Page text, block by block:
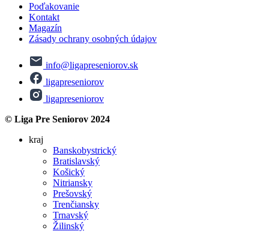
Poďakovanie
Kontakt
Magazín
Zásady ochrany osobných údajov
info@ligapreseniorov.sk
ligapreseniorov
ligapreseniorov
© Liga Pre Seniorov 2024
kraj
Banskobystrický
Bratislavský
Košický
Nitriansky
Prešovský
Trenčiansky
Trnavský
Žilinský